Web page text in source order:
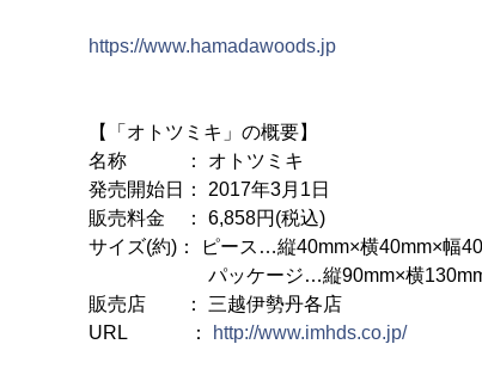
https://www.hamadawoods.jp
【「オトツミキ」の概要】
名称 ： オトツミキ
発売開始日： 2017年3月1日
販売料金 ： 6,858円(税込)
サイズ(約)： ピース…縦40mm×横40mm×幅
パッケージ…縦90mm×横130mm×
販売店 ： 三越伊勢丹各店
URL ：
http://www.imhds.co.jp/